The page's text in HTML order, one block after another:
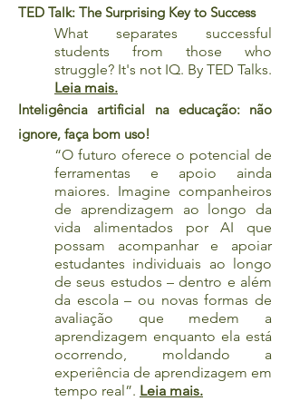
TED Talk: The Surprising Key to Success
What separates successful
students from those who
struggle? It's not IQ. By TED Talks.
Leia mais.
Inteligência artificial na educação: não
ignore, faça bom uso!
“O futuro oferece o potencial de
ferramentas e apoio ainda
maiores. Imagine companheiros
de aprendizagem ao longo da
vida alimentados por AI que
possam acompanhar e apoiar
estudantes individuais ao longo
de seus estudos – dentro e além
da escola – ou novas formas de
avaliação que medem a
aprendizagem enquanto ela está
ocorrendo, moldando a
experiência de aprendizagem em
tempo real”. Leia mais.